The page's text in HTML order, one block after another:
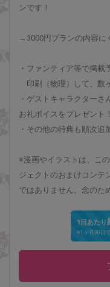
ンです！
→3000円プランの内容に
・ファンティア等で掲載
印刷（物理）して、数
・ゲストキャラクター
お礼ボイスをプレゼント！
・その他の特典も順次追
※漫画やイラストは、こ
ジェクトのおまけコンテ
ではありません。念のた
1日あたり
※1ヶ月30日